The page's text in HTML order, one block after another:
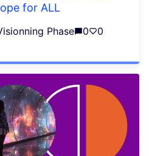
for ALL
Phase 0 0